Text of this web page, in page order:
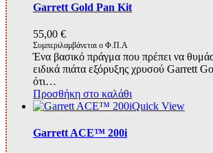
Garrett Gold Pan Kit
55,00 €
Συμπεριλαμβάνεται ο Φ.Π.Α
Ένα βασικό πράγμα που πρέπει να
ειδικά πιάτα εξόρυξης χρυσού Garrett
ότι…
Προσθήκη στο καλάθι
Quick View
Garrett ACE™ 200i